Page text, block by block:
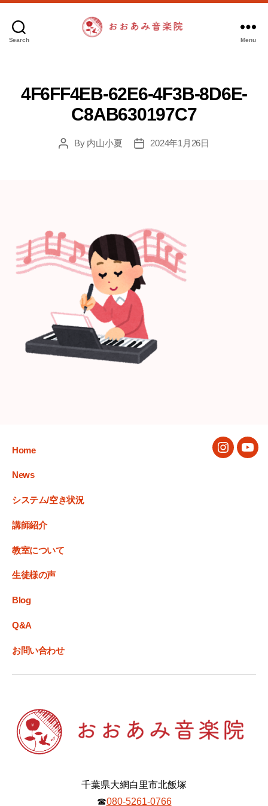
Search
み
音
楽
Menu
4F6FF4EB-62E6-4F3B-8D6E-
C8AB630197C7
PostBy 内山小夏
Post2024年1月26日
Home
News
システム/空き状況
講師紹介
教室について
生徒様の声
Blog
Q&A
お問い合わせ
Instagram
千葉県大網白里市北飯塚
☎︎080-5261-0766